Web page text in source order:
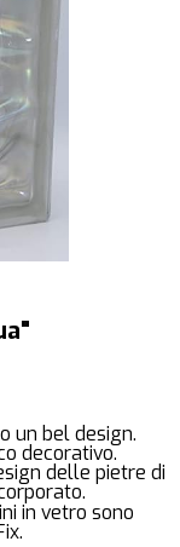
un bel design.
decorativo.
delle pietre di
in vetro sono